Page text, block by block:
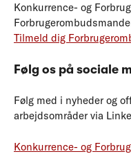
Konkurrence- og
Tilmeld dig
Følg os på sociale
Følg med i nyheder og
arbejdsområder via
Konkurrence- og